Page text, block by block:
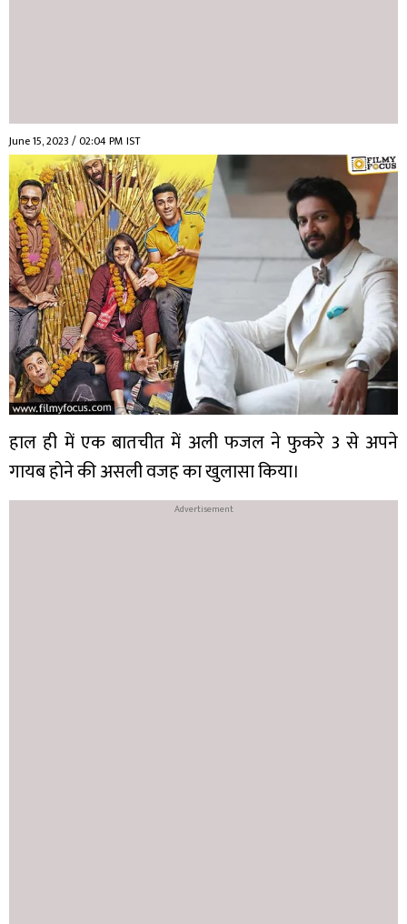
June 15, 2023 / 02:04 PM IST
हाल ही में एक बातचीत में अली फजल ने फुकरे 3 से अपने
गायब होने की असली वजह का खुलासा किया।